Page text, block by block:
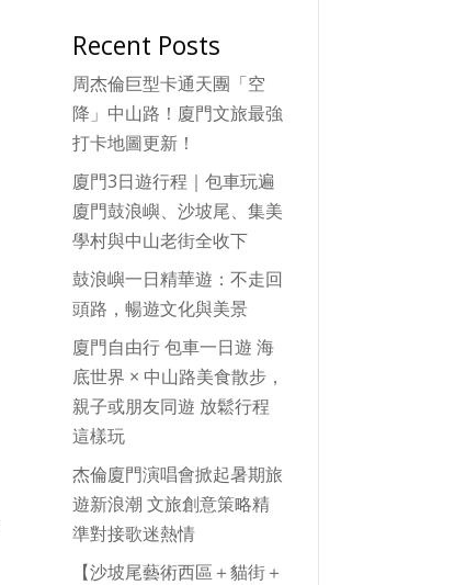
Recent Posts
周杰倫巨型卡通天團「空
降」中山路！廈門文旅最強
打卡地圖更新！
廈門3日遊行程｜包車玩遍
廈門鼓浪嶼、沙坡尾、集美
學村與中山老街全收下
鼓浪嶼一日精華遊：不走回
頭路，暢遊文化與美景
廈門自由行 包車一日遊 海
底世界 × 中山路美食散步，
親子或朋友同遊 放鬆行程
這樣玩
杰倫廈門演唱會掀起暑期旅
遊新浪潮 文旅創意策略精
準對接歌迷熱情
【沙坡尾藝術西區＋貓街＋